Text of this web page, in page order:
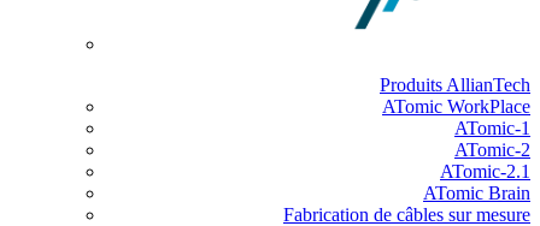
Produits AllianTech
ATomic WorkPlace
ATomic-1
ATomic-2
ATomic-2.1
ATomic Brain
Fabrication de câbles sur mesure